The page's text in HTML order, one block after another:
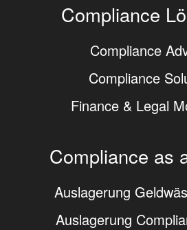
Compliance
Compliance
Compliance
Finance & Legal
Compliance as
Auslagerung
Auslagerung